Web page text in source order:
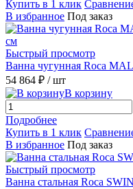
Купить в 1 клик
В избранное Под заказ
Быстрый просмотр
Ванна чугунная Roca
54 864 ₽ / шт
В корзину
Подробнее
Купить в 1 клик
В избранное Под заказ
Быстрый просмотр
Ванна стальная Roca